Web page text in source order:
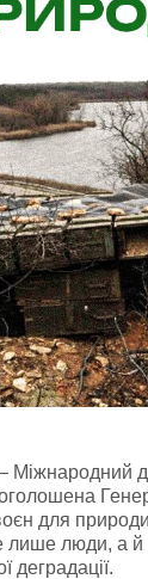
Міжнародний
для
лише люди, а
деградації.